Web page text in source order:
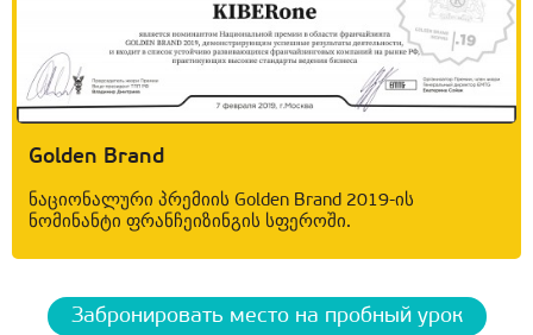
Golden Brand
ნაციონალური პრემიის Golden Brand 2019-ის
ნომინანტი ფრანჩეიზინგის სფეროში.
Забронировать место на пробный урок